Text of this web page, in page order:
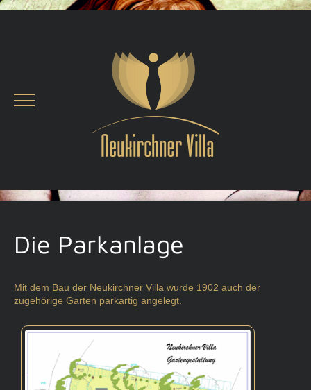
Mobile Menu Toggle
Die Parkanlage
Mit dem Bau der Neukirchner Villa wurde 1902 auch der
zugehörige Garten parkartig angelegt.